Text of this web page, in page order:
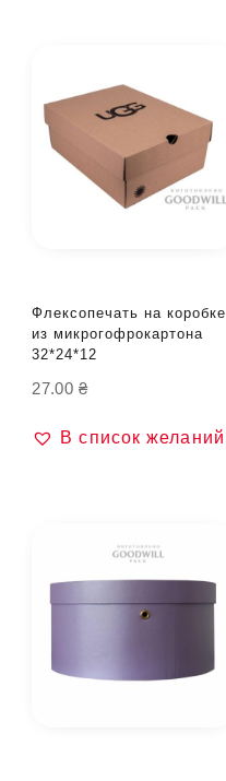
Флексопечать на коробке
из микрогофрокартона
32*24*12
27.00 ₴
В список желаний